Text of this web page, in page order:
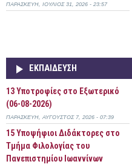
ΠΑΡΑΣΚΕΥΉ, ΙΟΎΛΙΟΣ 31, 2026 - 23:57
ΕΚΠΑΊΔΕΥΣΗ
13 Υποτροφίες στο Εξωτερικό
(06-08-2026)
ΠΑΡΑΣΚΕΥΉ, ΑΎΓΟΥΣΤΟΣ 7, 2026 - 07:39
15 Υποψήφιοι Διδάκτορες στο
Τμήμα Φιλολογίας του
Πανεπιστημίου Ιωαννίνων